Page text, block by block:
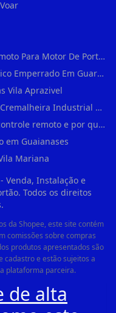
Venda E Codificacao De Controle Remoto Para Motor De Portao
Reparo Rapido Para Portao Automatico Emperrado Em Guarulhos
Vila Aprazivel
Cremalheira Industrial 3 Metros de Cremalheira Industrial Para Motores Deslizant em Rio Pequeno
O que é o "Acesso de Pedestre" no controle remoto e por que usá-lo em Água Branca?
em Guaianases
Mariana
Venda, Instalação e
Todos os direitos
da Shopee, este site contém
comissões sobre compras
produtos apresentados são
cadastro e estão sujeitos a
plataforma parceira.
de alta